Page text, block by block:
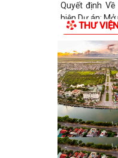
Quyết định
hiện Dự án:
(đoạn...
Quyết định
hiện Dự án:
(đoạn...
Quyết định
hiện Dự án:
(đoạn...
Quyết định
THƯ